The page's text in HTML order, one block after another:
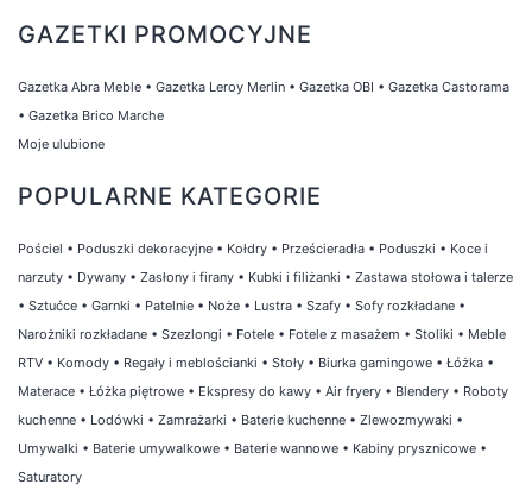
GAZETKI PROMOCYJNE
Gazetka Abra Meble • Gazetka Leroy Merlin • Gazetka OBI • Gazetka Castorama
• Gazetka Brico Marche
Moje ulubione
POPULARNE KATEGORIE
Pościel • Poduszki dekoracyjne • Kołdry • Prześcieradła • Poduszki • Koce i
narzuty • Dywany • Zasłony i firany • Kubki i filiżanki • Zastawa stołowa i talerze
• Sztućce • Garnki • Patelnie • Noże • Lustra • Szafy • Sofy rozkładane •
Narożniki rozkładane • Szezlongi • Fotele • Fotele z masażem • Stoliki • Meble
RTV • Komody • Regały i meblościanki • Stoły • Biurka gamingowe • Łóżka •
Materace • Łóżka piętrowe • Ekspresy do kawy • Air fryery • Blendery • Roboty
kuchenne • Lodówki • Zamrażarki • Baterie kuchenne • Zlewozmywaki •
Umywalki • Baterie umywalkowe • Baterie wannowe • Kabiny prysznicowe •
Saturatory